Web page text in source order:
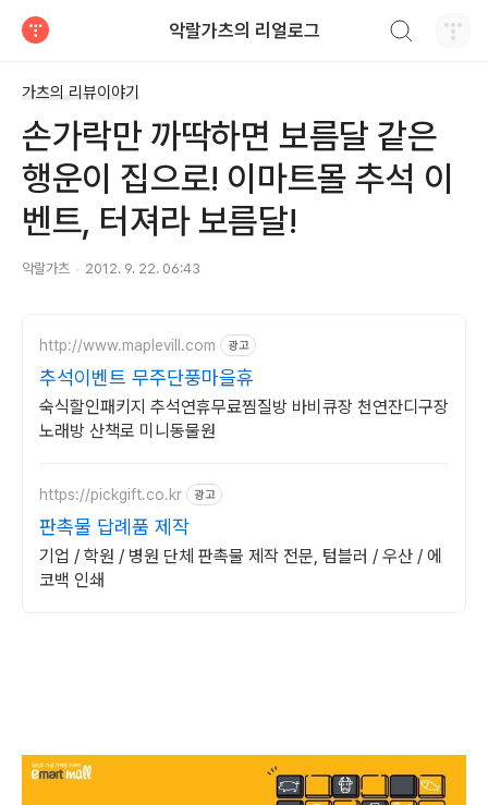
악랄가츠의 리얼로그
가츠의 리뷰이야기
손가락만 까딱하면 보름달 같은
행운이 집으로! 이마트몰 추석 이
벤트, 터져라 보름달!
악랄가츠 2012. 9. 22. 06:43
http://www.maplevill.com 광고
추석이벤트 무주단풍마을휴
숙식할인패키지 추석연휴무료찜질방 바비큐장 천연잔디구장
노래방 산책로 미니동물원
https://pickgift.co.kr 광고
판촉물 답례품 제작
기업 / 학원 / 병원 단체 판촉물 제작 전문, 텀블러 / 우산 / 에
코백 인쇄